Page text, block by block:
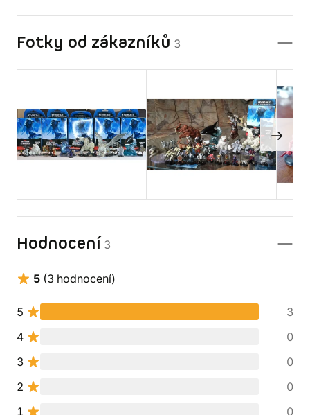
Fotky od zákazníků 3
Hodnocení 3
5 (3 hodnocení)
5
3
4
0
3
0
2
0
1
0